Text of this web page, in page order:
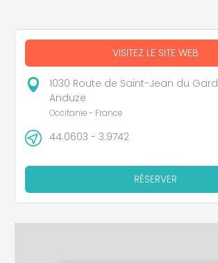
VISITEZ LE SITE WEB
1030 Route de Saint-Jean du Gard
Anduze
Occitanie - France
44.0603 - 3.9742
RÉSERVER